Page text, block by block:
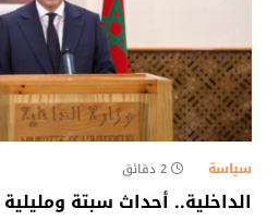
سياسة 2 دقائق
الداخلية.. أحداث سبتة